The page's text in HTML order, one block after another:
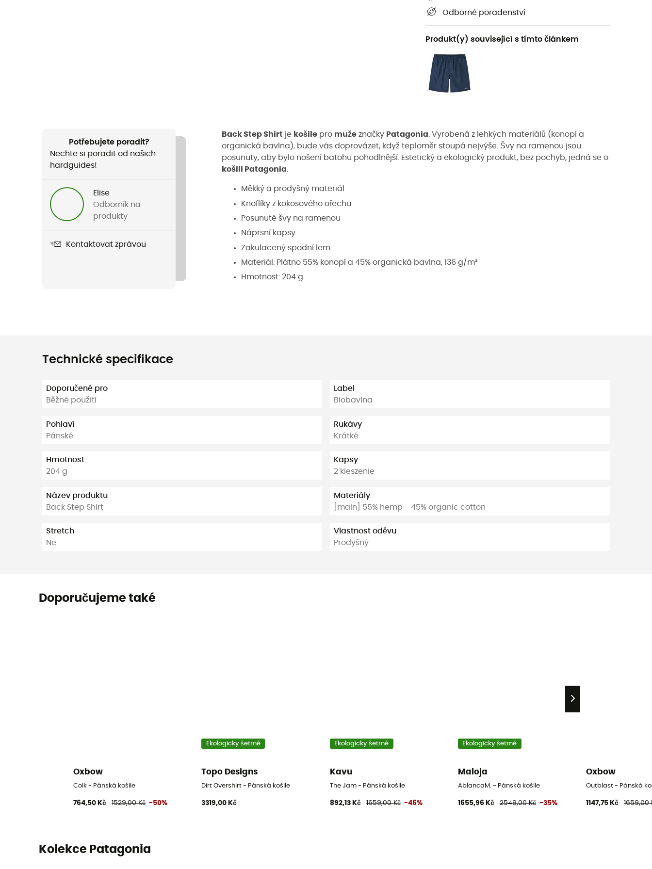
Odborné poradenství
Produkt(y) související s tímto článkem
Potřebujete poradit?
Nechte si poradit od našich
hardguides!
Elise
Odborník na
produkty
Kontaktovat zprávou
Back Step Shirt je košile pro muže značky Patagonia . Vyrobená z lehkých materiálů (konopí a
organická bavlna), bude vás doprovázet, když teploměr stoupá nejvýše. Švy na ramenou jsou
posunuty, aby bylo nošení batohu pohodlnější. Estetický a ekologický produkt, bez pochyb, jedná se o
košili Patagonia
Měkký a prodyšný materiál
Knoflíky z kokosového ořechu
Posunuté švy na ramenou
Náprsní kapsy
Zakulacený spodní lem
Materiál: Plátno 55% konopí a 45% organická bavlna, 136 g/m²
Hmotnost: 204 g
Technické specifikace
Doporučené pro
Běžné použití
Pohlaví
Pánské
Hmotnost
204 g
Název produktu
Back Step Shirt
Stretch
Ne
Label
Biobavlna
Rukávy
Krátké
Kapsy
2 kieszenie
Materiály
[main] 55% hemp - 45% organic cotton
Vlastnost oděvu
Prodyšný
Doporučujeme také
Oxbow
Colk - Pánská košile
764,50 Kč 1529,00 Kč -50%
Ekologicky šetrné
Topo Designs
Dirt Overshirt - Pánská košile
3319,00 Kč
Ekologicky šetrné
Kavu
The Jam - Pánská košile
892,13 Kč 1659,00 Kč -46%
Ekologicky šetrné
Maloja
AblancaM. - Pánská košile
1655,96 Kč 2549,00 Kč -35%
Oxbow
Outblast - Pánská
1147,75 Kč 1659,00
Kolekce Patagonia